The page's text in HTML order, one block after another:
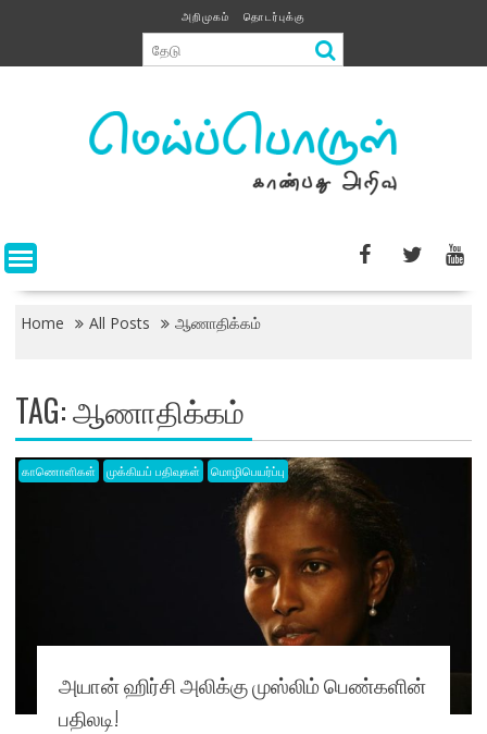
content
அறிமுகம் தொடர்புக்கு
Home All Posts ஆணாதிக்கம்
TAG:ஆணாதிக்கம்
காணொளிகள் முக்கியப் பதிவுகள் மொழிபெயர்ப்பு
அயான் ஹிர்சி அலிக்கு முஸ்லிம் பெண்களின்
பதிலடி!